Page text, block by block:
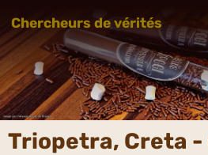
Chercheurs de vérités
Triopetra, Creta -